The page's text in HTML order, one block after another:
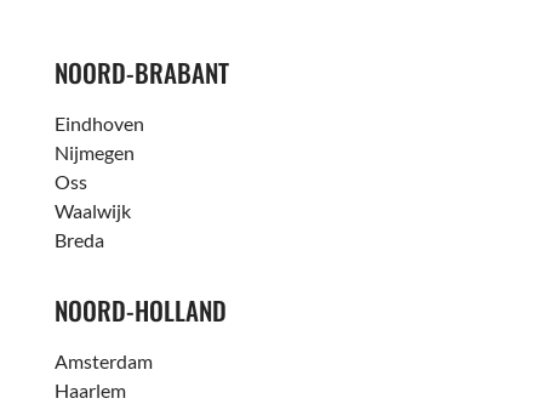
NOORD-BRABANT
Eindhoven
Nijmegen
Oss
Waalwijk
Breda
NOORD-HOLLAND
Amsterdam
Haarlem